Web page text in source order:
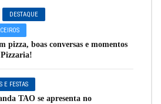
DESTAQUE
pizza, boas conversas e momentos
E FESTAS
TAO se apresenta no